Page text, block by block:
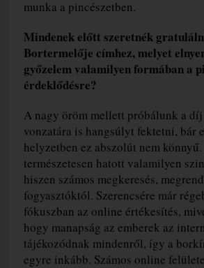
munka a pincészetben.
Mindenek előtt szeretnék
Bortermelője címhez, melyet
győzelem valamilyen formában a
érdeklődésre?
A nagy öröm mellett próbálunk a
vonzatára is hangsúlyt fektetni, bár
helyzetben ez abszolút nem
természetesen hatott valamilyen
hiszen számos megkeresés,
fogyasztóktól. Szerencsére már
fókuszban az online értékesítés,
hogy manapság az emberek az
tájékozódnak mindenről, így a
egyre inkább. Számos online